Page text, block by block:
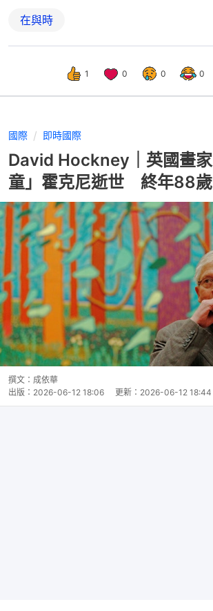
在與時
1 0 0 0
國際 即時國際
David Hockney｜英國畫
童」霍克尼逝世 終年88歲
撰文： 成依華
出版： 2026-06-12 18:06 更新： 2026-06-12 18:44